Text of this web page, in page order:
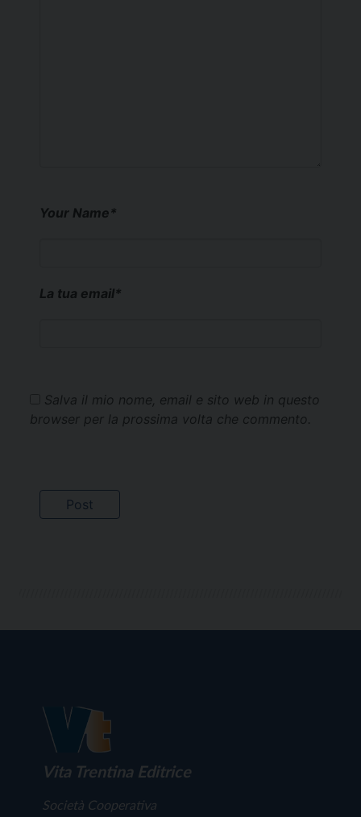
Your Name *
La tua email*
Salva il mio nome, email e sito web in questo
browser per la prossima volta che commento.
Vita Trentina Editrice
Società Cooperativa